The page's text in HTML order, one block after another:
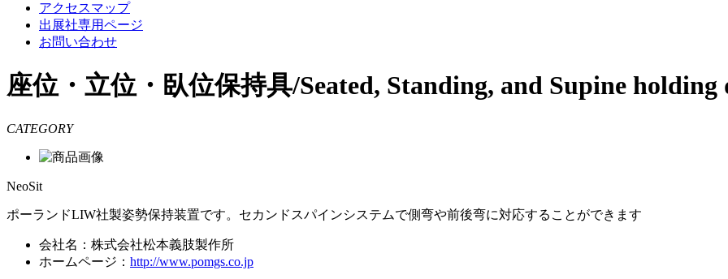
アクセスマップ
出展社専用ページ
お問い合わせ
座位・立位・臥位保持具/Seated, Standing, and Supine holding
CATEGORY
NeoSit
ポーランドLIW社製姿勢保持装置です。セカンドスパインシステムで側弯や前後弯に対応することができます
会社名：株式会社松本義肢製作所
ホームページ： http://www.pomgs.co.jp